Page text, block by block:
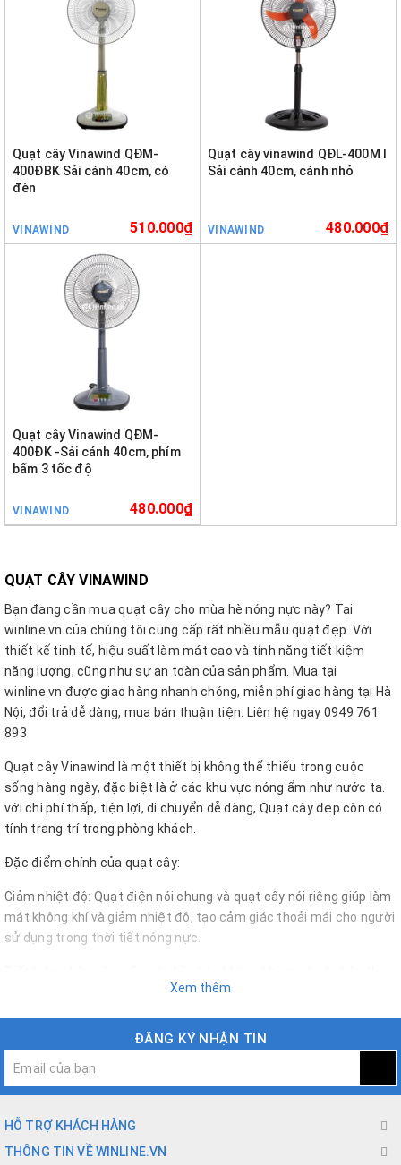
Quạt cây Vinawind QĐM-
400ĐBK Sải cánh 40cm, có
đèn
VINAWIND 510.000₫
Quạt cây vinawind QĐL-400M I
Sải cánh 40cm, cánh nhỏ
VINAWIND 480.000₫
Quạt cây Vinawind QĐM-
400ĐK -Sải cánh 40cm, phím
bấm 3 tốc độ
VINAWIND 480.000₫
QUẠT CÂY VINAWIND
Bạn đang cần mua quạt cây cho mùa hè nóng nực này? Tại
winline.vn của chúng tôi cung cấp rất nhiều mẫu quạt đẹp. Với
thiết kế tinh tế, hiệu suất làm mát cao và tính năng tiết kiệm
năng lượng, cũng như sự an toàn của sản phẩm. Mua tại
winline.vn được giao hàng nhanh chóng, miễn phí giao hàng tại Hà
Nội, đổi trả dễ dàng, mua bán thuận tiện. Liên hệ ngay 0949 761
893
Quạt cây Vinawind là một thiết bị không thể thiếu trong cuộc
sống hàng ngày, đặc biệt là ở các khu vực nóng ẩm như nước ta.
với chi phí thấp, tiện lợi, di chuyển dễ dàng, Quạt cây đẹp còn có
tính trang trí trong phòng khách.
Đặc điểm chính của quạt cây:
Giảm nhiệt độ: Quạt điện nói chung và quạt cây nói riêng giúp làm
mát không khí và giảm nhiệt độ, tạo cảm giác thoải mái cho người
sử dụng trong thời tiết nóng nực.
ít điện năng hơn nhiều. Do đó, chúng có thể giúp tiết kiệm chi phí
Dễ dàng di chuyển và sử dụng: quạt cây rất dễ dàng di chuyển và
sử dụng ở nhiều vị trí khác nhau trong nhà, văn phòng, hay ngoài
trời.
Không gian xanh: Quạt không chỉ giúp làm mát không khí mà còn
mang lại không gian xanh, giúp làm tươi mới không gian sống và
Xem thêm
ĐĂNG KÝ NHẬN TIN
HỖ TRỢ KHÁCH HÀNG
THÔNG TIN VỀ WINLINE.VN